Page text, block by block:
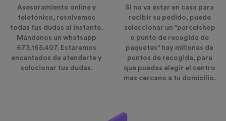
Asesoramiento online y
telefónico, resolvemos
todas tus dudas al instante.
Mándanos un whatsapp
673.165.407. Estaremos
encantados de atenderte y
solucionar tus dudas.
Si no va estar en casa para
recibir su pedido, puede
seleccionar un "parcelshop
o punto de recogida de
paquetes" hay millones de
puntos de recogida, para
que puedas elegir el centro
mas cercano a tu domicilio.